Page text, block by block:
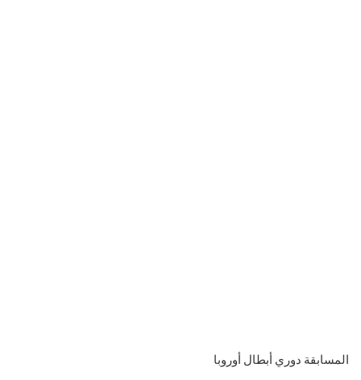
المسابقة دوري أبطال أوروبا